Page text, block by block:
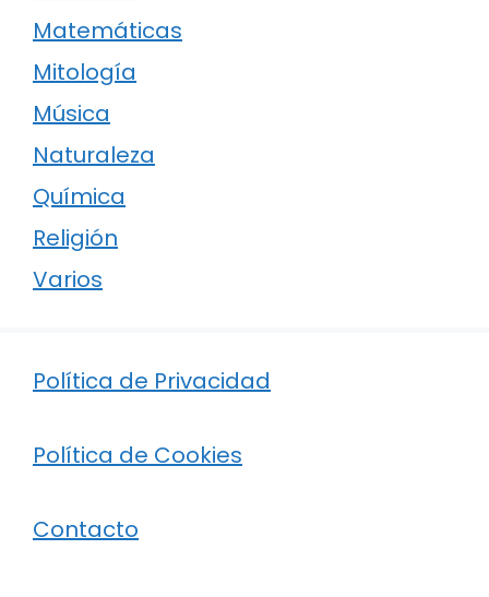
Matemáticas
Mitología
Música
Naturaleza
Química
Religión
Varios
Política de Privacidad
Política de Cookies
Contacto